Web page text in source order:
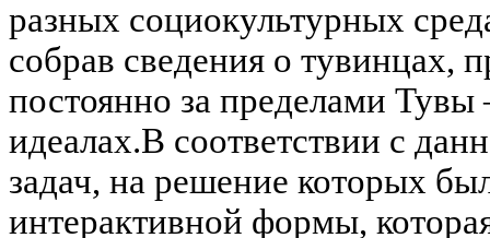
разных социокультурных
собрав сведения о тувинцах,
постоянно за пределами
идеалах.В соответствии с
задач, на решение которых
интерактивной формы,